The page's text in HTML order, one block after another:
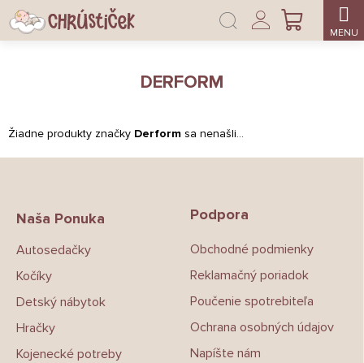
Prejsť
na
obsah
NÁKUPNÝ
Prihlásenie
DERFORM
Žiadne produkty značky Derform sa nenašli...
Naša Ponuka
Autosedačky
Kočíky
Detský nábytok
Hračky
Kojenecké potreby
Podpora
Obchodné podmienky
Reklamačný poriadok
Poučenie spotrebiteľa
Ochrana osobných údajov
Napíšte nám